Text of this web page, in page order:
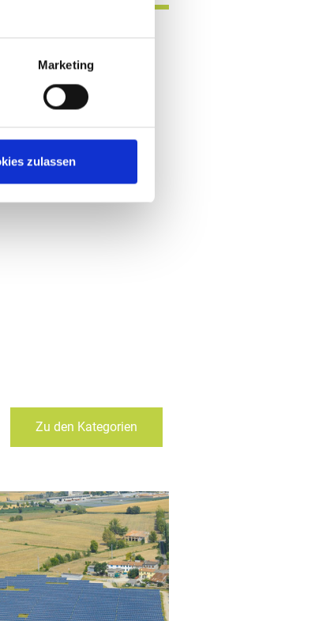
Marketing
zulassen
Zu den Kategorien
____
Solaranlage San
Pietro di Morubio -
Venetien, Italien